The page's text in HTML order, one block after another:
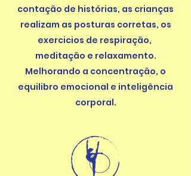
contação de histórias, as crianças
realizam as posturas corretas, os
exercicios de respiração,
meditação e relaxamento.
Melhorando a concentração, o
equilibro emocional e inteligência
corporal.